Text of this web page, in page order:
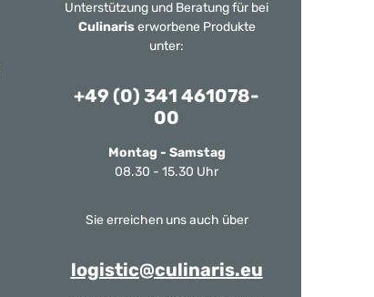
Unterstützung und Beratung für bei
Culinariserworbene Produkte
unter:
+49 (0) 341 461078-
00
Montag - Samstag
08.30 - 15.30 Uhr
Sie erreichen uns auch über
logistic@culinaris.eu